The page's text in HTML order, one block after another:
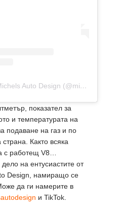
A post shared by Michels Auto Design (@michelsautodesign)
показател за
и температурата на
подаване на газ и по
страна. Както всяка
с работещ V8…
на ентусиастите от
Design, намиращо се
да ги намерите в
и TikTok.